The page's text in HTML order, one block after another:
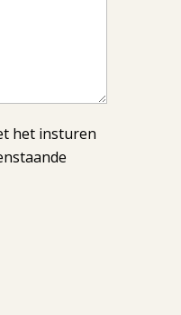
het insturen